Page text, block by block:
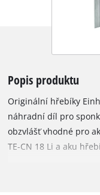
Popis produktu
Originální hřebíky
náhradní díl pro
obzvlášť vhodné pro
TE-CN 18 Li a aku
ocelové hřebíky mají